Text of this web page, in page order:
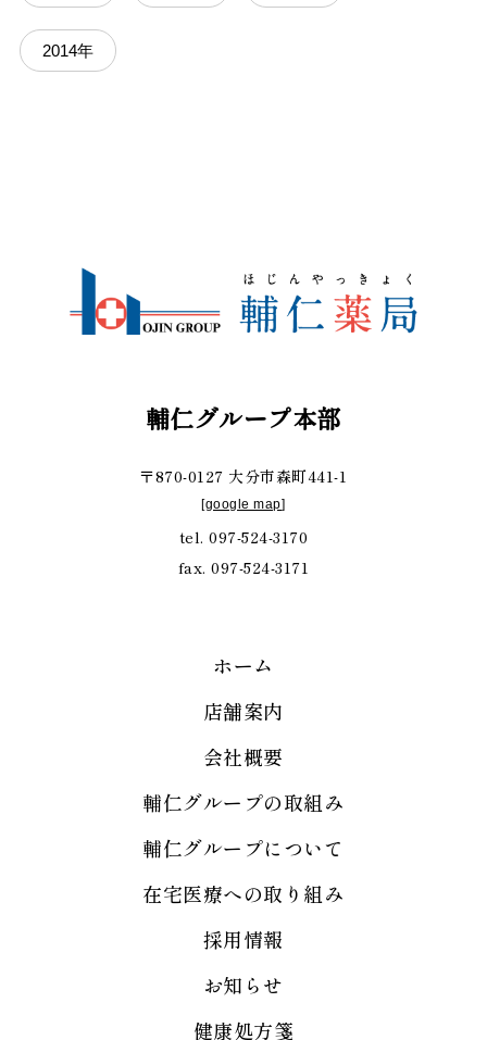
2014年
輔仁グループ本部
〒870-0127 大分市森町441-1
[google map]
tel. 097-524-3170
fax. 097-524-3171
ホーム
店舗案内
会社概要
輔仁グループの取組み
輔仁グループについて
在宅医療への取り組み
採用情報
お知らせ
健康処方箋